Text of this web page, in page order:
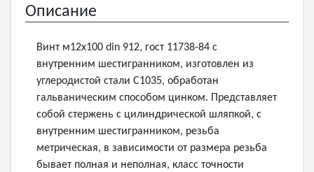
Описание
Винт м12х100 din 912, гост 11738-84 с
внутренним шестигранником, изготовлен из
углеродистой стали С1035, обработан
гальваническим способом цинком. Представляет
собой стержень с цилиндрической шляпкой, с
внутренним шестигранником, резьба
метрическая, в зависимости от размера резьба
бывает полная и неполная, класс точности